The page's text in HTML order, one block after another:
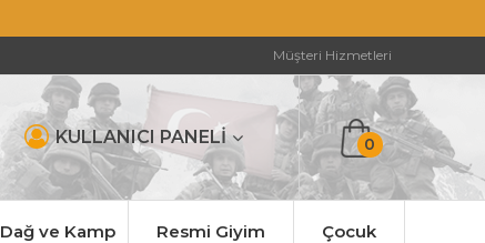
Müşteri Hizmetleri
KULLANICI PANELİ 0
Dağ ve Kamp
Resmi Giyim
Çocuk